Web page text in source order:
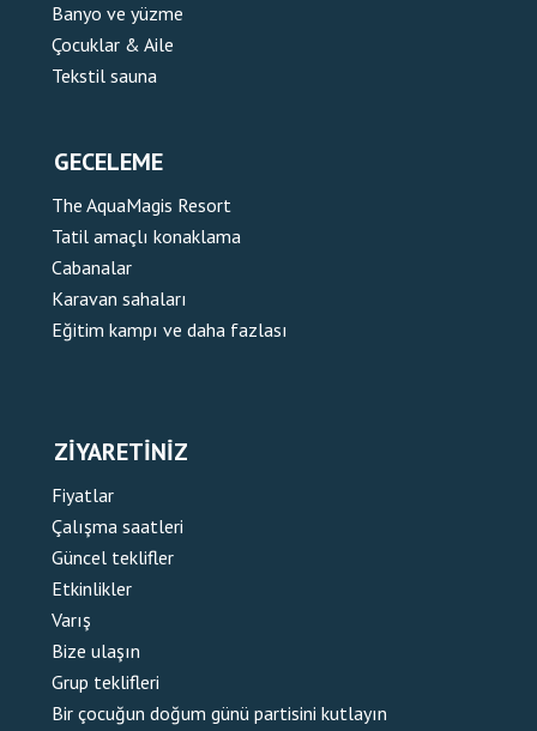
Banyo ve yüzme
Çocuklar & Aile
Tekstil sauna
GECELEME
The AquaMagis Resort
Tatil amaçlı konaklama
Cabanalar
Karavan sahaları
Eğitim kampı ve daha fazlası
ZIYARETINIZ
Fiyatlar
Çalışma saatleri
Güncel teklifler
Etkinlikler
Varış
Bize ulaşın
Grup teklifleri
Bir çocuğun doğum günü partisini kutlayın